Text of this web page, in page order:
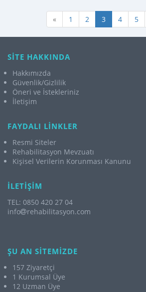
« 1 2 3 4 5
SİTE HAKKINDA
Hakkımızda
Güvenlik/Gizlilik
Öneri ve İstekleriniz
İletişim
FAYDALI LİNKLER
Resmi Siteler
Rehabilitasyon Mevzuatı
Kişisel Verilerin Korunması Kanunu
İLETİŞİM
TEL: 0850 420 27 04
info
rehabilitasyon.com
ŞU AN SİTEMİZDE
157 Ziyaretçi
1 Kurumsal Üye
12 Uzman Üye